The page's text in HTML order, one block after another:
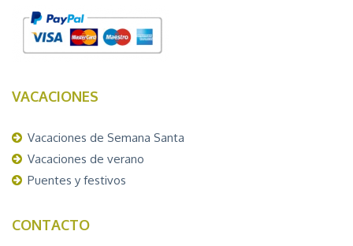
VACACIONES
Vacaciones de Semana Santa
Vacaciones de verano
Puentes y festivos
CONTACTO